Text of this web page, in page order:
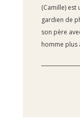
(Camille) est
gardien de
son père
homme plus